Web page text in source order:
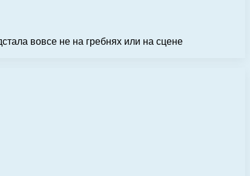
вовсе не на гребнях или на сцене